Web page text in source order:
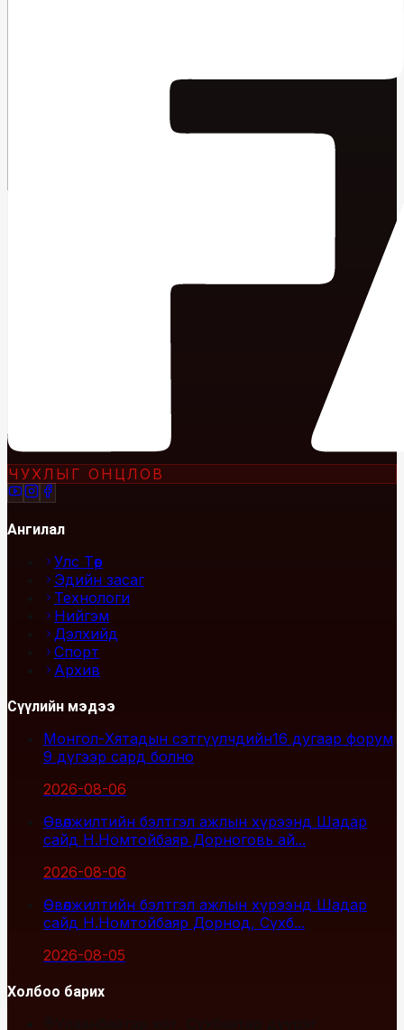
ЧУХЛЫГ ОНЦЛОВ
Ангилал
Улс Төр
Эдийн засаг
Технологи
Нийгэм
Дэлхийд
Спорт
Архив
Сүүлийн мэдээ
Монгол-Хятадын сэтгүүлчдийн16 дугаар форум
9 дүгээр сард болно
2026-08-06
Өвөлжилтийн бэлтгэл ажлын хүрээнд Шадар
сайд Н.Номтойбаяр Дорноговь ай...
2026-08-06
Өвөлжилтийн бэлтгэл ажлын хүрээнд Шадар
сайд Н.Номтойбаяр Дорнод, Сүхб...
2026-08-05
Холбоо барих